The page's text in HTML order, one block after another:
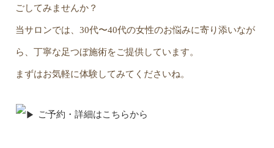
ごしてみませんか？
当サロンでは、30代〜40代の女性のお悩みに寄り添いなが
ら、丁寧な足つぼ施術をご提供しています。
まずはお気軽に体験してみてくださいね。
ご予約・詳細はこちらから